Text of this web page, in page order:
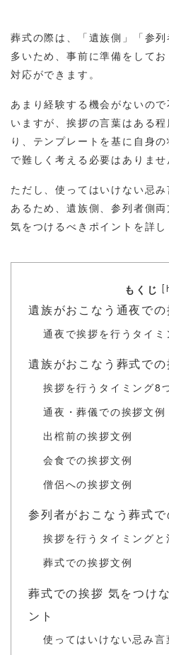
葬式の際は、「遺族側」「参
多いため、事前に準備をして
対応ができます。
あまり経験する機会がないの
いますが、挨拶の言葉はある
り、テンプレートを基に自身
で難しく考える必要はありませ
ただし、使ってはいけない忌
あるため、遺族側、参列者側両
気をつけるべきポイントを詳し
もくじ [
遺族がおこなう通夜で
通夜で挨拶を行うタイ
遺族がおこなう葬式で
挨拶を行うタイミング8
通夜・葬儀での挨拶文例
出棺前の挨拶文例
会食での挨拶文例
僧侶への挨拶文例
参列者がおこなう葬式で
挨拶を行うタイミングと
葬式での挨拶文例
葬式での挨拶 気をつけ
ント
使ってはいけない忌み言